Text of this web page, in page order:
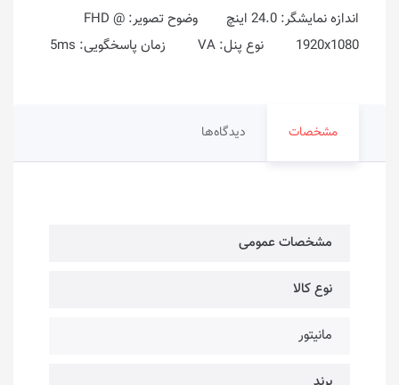
اندازه نمایشگر: 24.0 اینچ وضوح تصویر: FHD @
1920x1080 نوع پنل: VA زمان پاسخگویی: 5ms
مشخصات دیدگاه‌ها
مشخصات عمومی
نوع کالا
مانیتور